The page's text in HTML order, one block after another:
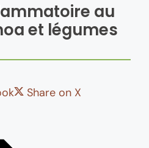
au
et légumes
Share on X